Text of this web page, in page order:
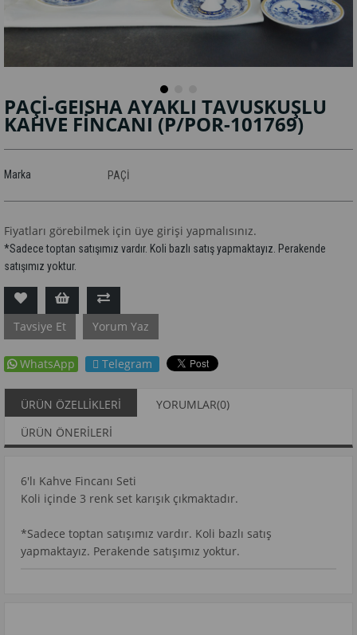
PAÇİ-GEISHA AYAKLI TAVUSKUŞLU
KAHVE FİNCANI (P/POR-101769)
Marka PAÇİ
Fiyatları görebilmek için üye girişi yapmalısınız.
*Sadece toptan satışımız vardır. Koli bazlı satış yapmaktayız. Perakende
satışımız yoktur.
Tavsiye Et Yorum Yaz
WhatsApp Telegram
ÜRÜN ÖZELLIKLERI YORUMLAR(0)
ÜRÜN ÖNERILERI
6'lı Kahve Fincanı Seti
Koli içinde 3 renk set karışık çıkmaktadır.
*Sadece toptan satışımız vardır. Koli bazlı satış
yapmaktayız. Perakende satışımız yoktur.